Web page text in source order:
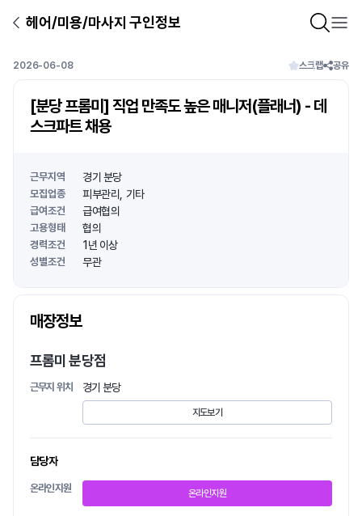
헤어/미용/마사지 구인정보
2026-06-08 스크랩 공유
[분당 프롬미] 직업 만족도 높은 매니저(플래너) - 데
스크파트 채용
근무지역 경기 분당
모집업종 피부관리 기타
급여조건 급여협의
고용형태 협의
경력조건 1년 이상
성별조건 무관
매장정보
프롬미 분당점
근무지 위치 경기 분당
지도보기
담당자
온라인지원 온라인지원